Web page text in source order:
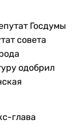
Госдумы
совета
одобрил
глава